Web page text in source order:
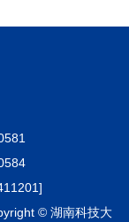
© 湖南科技大